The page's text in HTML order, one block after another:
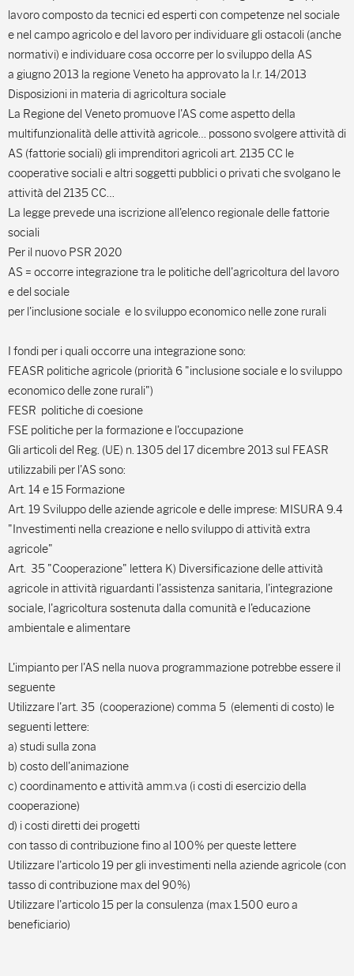
lavoro composto da tecnici ed esperti con competenze nel sociale
e nel campo agricolo e del lavoro per individuare gli ostacoli (anche
normativi) e individuare cosa occorre per lo sviluppo della AS
a giugno 2013 la regione Veneto ha approvato la l.r. 14/2013
Disposizioni in materia di agricoltura sociale
La Regione del Veneto promuove l'AS come aspetto della
multifunzionalità delle attività agricole… possono svolgere attività di
AS (fattorie sociali) gli imprenditori agricoli art. 2135 CC le
cooperative sociali e altri soggetti pubblici o privati che svolgano le
attività del 2135 CC…
La legge prevede una iscrizione all'elenco regionale delle fattorie
sociali
Per il nuovo PSR 2020
AS = occorre integrazione tra le politiche dell'agricoltura del lavoro
e del sociale
per l'inclusione sociale e lo sviluppo economico nelle zone rurali
I fondi per i quali occorre una integrazione sono:
FEASR politiche agricole (priorità 6 "inclusione sociale e lo sviluppo
economico delle zone rurali")
FESR politiche di coesione
FSE politiche per la formazione e l'occupazione
Gli articoli del Reg. (UE) n. 1305 del 17 dicembre 2013 sul FEASR
utilizzabili per l'AS sono:
Art. 14 e 15 Formazione
Art. 19 Sviluppo delle aziende agricole e delle imprese: MISURA 9.4
"Investimenti nella creazione e nello sviluppo di attività extra
agricole"
Art. 35 "Cooperazione" lettera K) Diversificazione delle attività
agricole in attività riguardanti l'assistenza sanitaria, l'integrazione
sociale, l'agricoltura sostenuta dalla comunità e l'educazione
ambientale e alimentare
L'impianto per l'AS nella nuova programmazione potrebbe essere il
seguente
Utilizzare l'art. 35 (cooperazione) comma 5 (elementi di costo) le
seguenti lettere:
a) studi sulla zona
b) costo dell'animazione
c) coordinamento e attività amm.va (i costi di esercizio della
cooperazione)
d) i costi diretti dei progetti
con tasso di contribuzione fino al 100% per queste lettere
Utilizzare l'articolo 19 per gli investimenti nella aziende agricole (con
tasso di contribuzione max del 90%)
Utilizzare l'articolo 15 per la consulenza (max 1.500 euro a
beneficiario)